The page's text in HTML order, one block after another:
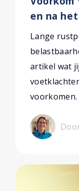
en na
Lange
artikel wat
voorkomen.